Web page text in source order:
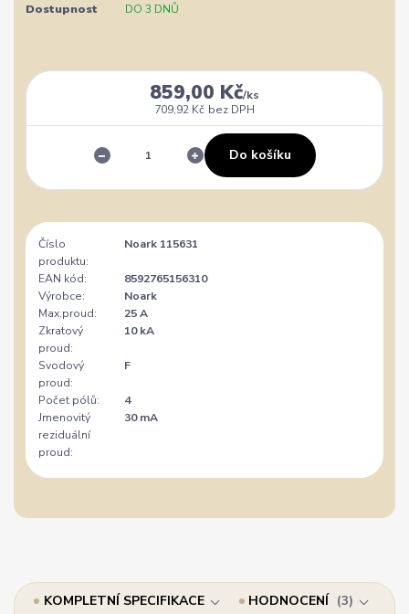
Dostupnost DO 3 DNŮ
859,00 Kč/ks
709,92 Kč bez DPH
Do košíku
Číslo
produktu:
Noark 115631
EAN kód:
8592765156310
Výrobce:
Noark
Max.proud:
25 A
Zkratový
proud:
10 kA
Svodový
proud:
F
Počet pólů:
4
Jmenovitý
reziduální
proud:
30 mA
KOMPLETNÍ SPECIFIKACE HODNOCENÍ
3